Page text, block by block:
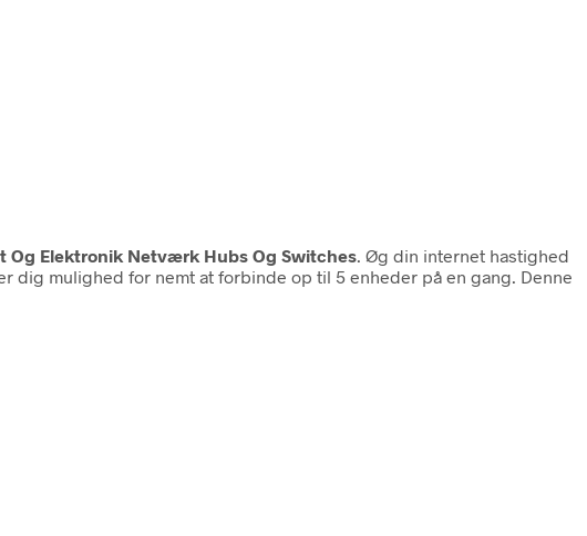
Og Elektronik Netværk Hubs Og Switches . Øg din internet hastighed
dig mulighed for nemt at forbinde op til 5 enheder på en gang. Denne